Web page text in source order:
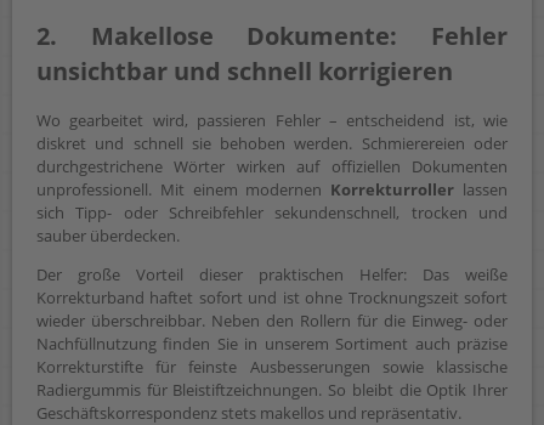
2. Makellose Dokumente: Fehler
unsichtbar und schnell korrigieren
Wo gearbeitet wird, passieren Fehler – entscheidend ist, wie
diskret und schnell sie behoben werden. Schmierereien oder
durchgestrichene Wörter wirken auf offiziellen Dokumenten
unprofessionell. Mit einem modernen Korrekturroller lassen
sich Tipp- oder Schreibfehler sekundenschnell, trocken und
sauber überdecken.
Der große Vorteil dieser praktischen Helfer: Das weiße
Korrekturband haftet sofort und ist ohne Trocknungszeit sofort
wieder überschreibbar. Neben den Rollern für die Einweg- oder
Nachfüllnutzung finden Sie in unserem Sortiment auch präzise
Korrekturstifte für feinste Ausbesserungen sowie klassische
Radiergummis für Bleistiftzeichnungen. So bleibt die Optik Ihrer
Geschäftskorrespondenz stets makellos und repräsentativ.